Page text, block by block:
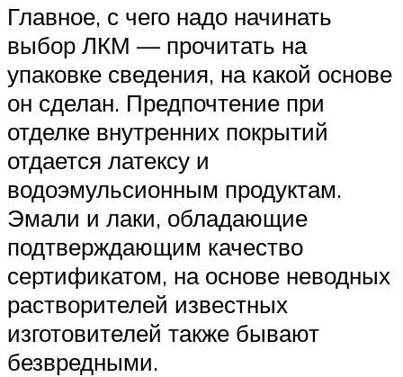
Главное, с чего надо начинать
выбор ЛКМ — прочитать на
упаковке сведения, на какой основе
он сделан. Предпочтение при
отделке внутренних покрытий
отдается латексу и
водоэмульсионным продуктам.
Эмали и лаки, обладающие
подтверждающим качество
сертификатом, на основе неводных
растворителей известных
изготовителей также бывают
безвредными.